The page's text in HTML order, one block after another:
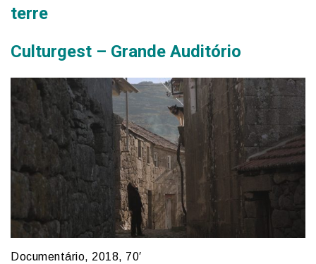
terre
Culturgest – Grande Auditório
Documentário, 2018, 70′